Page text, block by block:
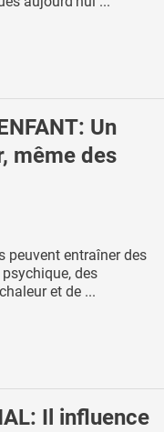
Un
même des
peuvent entraîner des
des
et de ...
Il influence